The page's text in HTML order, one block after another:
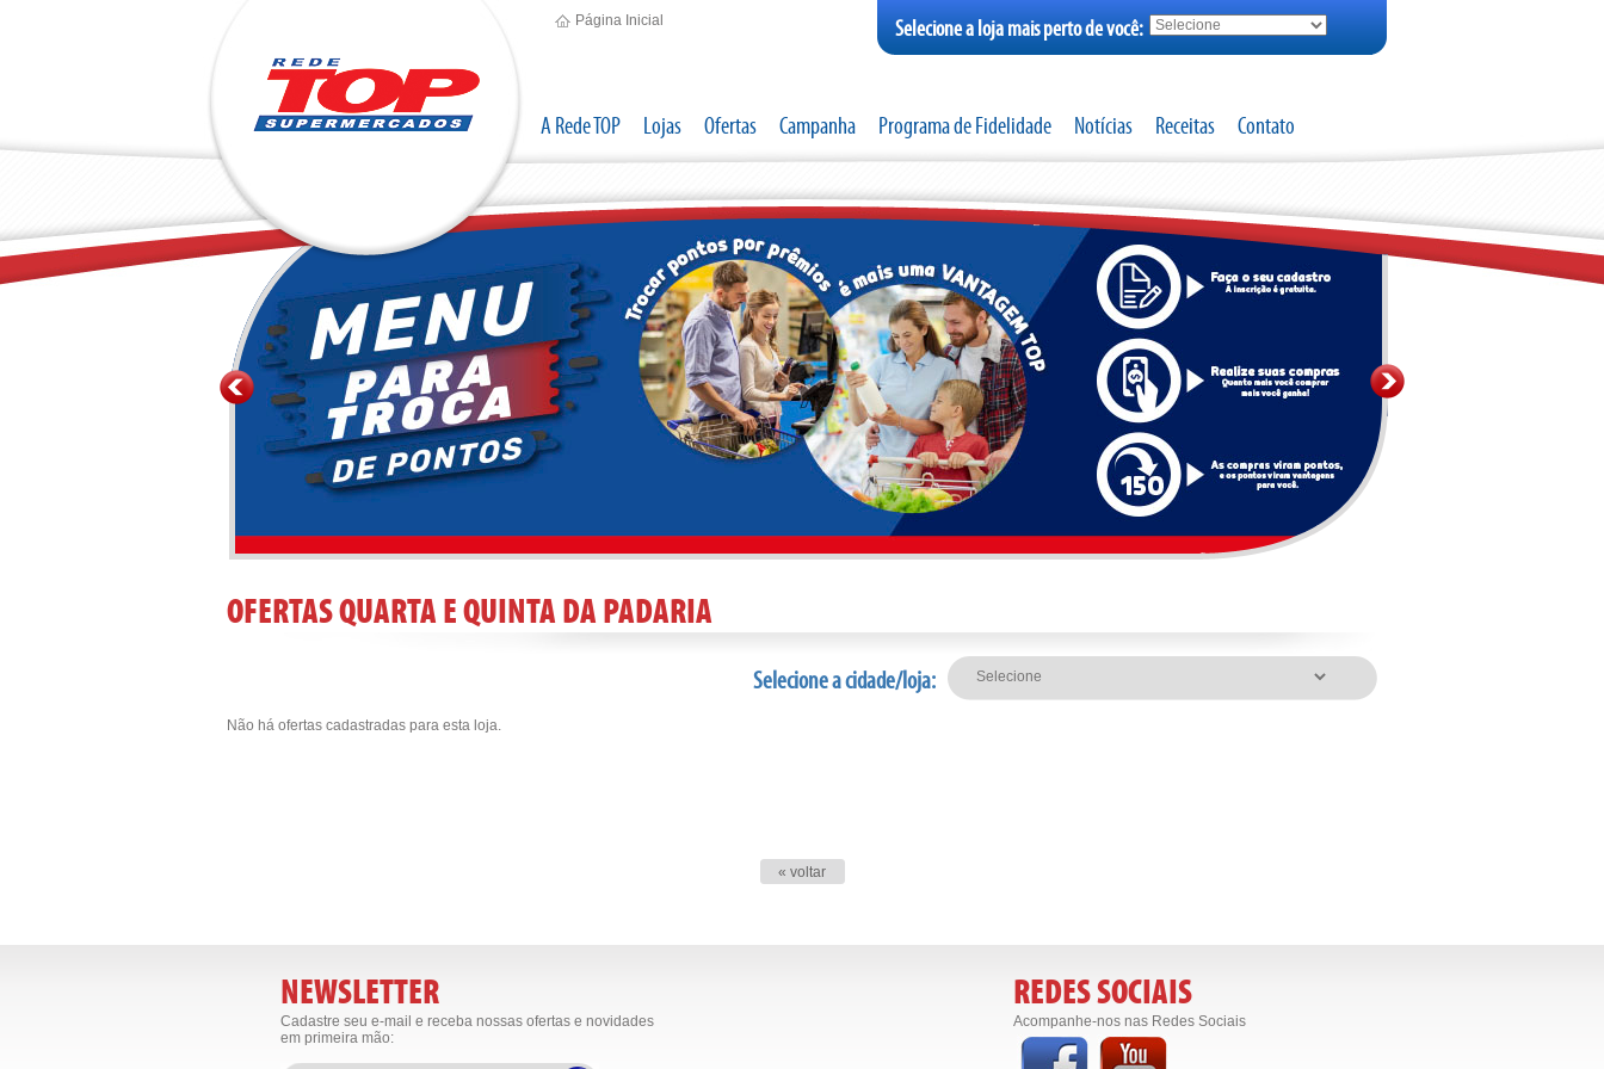
Página Inicial Selecione a loja mais perto de você:
A Rede TOP Lojas Ofertas Campanha Programa de Fidelidade Notícias Receitas Contato
OFERTAS QUARTA E QUINTA DA PADARIA
Selecione a cidade/loja:
Não há ofertas cadastradas para esta loja.
« voltar
REDES SOCIAIS
Acompanhe-nos nas Redes Sociais
NEWSLETTER
Cadastre seu e-mail e receba nossas ofertas e novidades
em primeira mão: